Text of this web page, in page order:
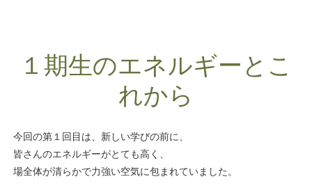
１期生のエネルギーとこ
れから
今回の第１回目は、新しい学びの前に、
皆さんのエネルギーがとても高く、
場全体が清らかで力強い空気に包まれていました。